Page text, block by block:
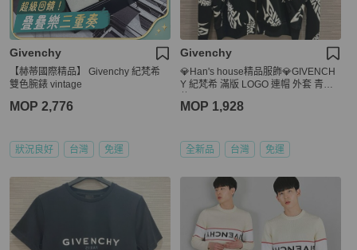
Givenchy
【赫蒂國際精品】 Givenchy 紀梵希
雙色腕錶 vintage
MOP 2,776
狀況良好 台灣 免運
Givenchy
💎Han's house精品服飾💎GIVENCH
Y 紀梵希 滿版 LOGO 連帽 外套 青年
MOP 1,928
全新品 台灣 免運